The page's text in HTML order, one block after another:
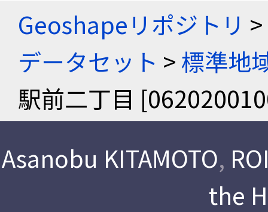
Geoshapeリポジトリ >
データセット >標準地
駅前二丁目
Asanobu KITAMOTO,
the